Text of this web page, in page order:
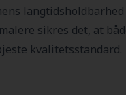
sikres det, at
kvalitetsstandard.